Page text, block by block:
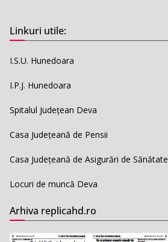
Linkuri utile:
I.S.U. Hunedoara
I.P.J. Hunedoara
Spitalul Județean Deva
Casa Județeană de Pensii
Casa Județeană de Asigurări de Sănătate
Locuri de muncă Deva
Arhiva replicahd.ro